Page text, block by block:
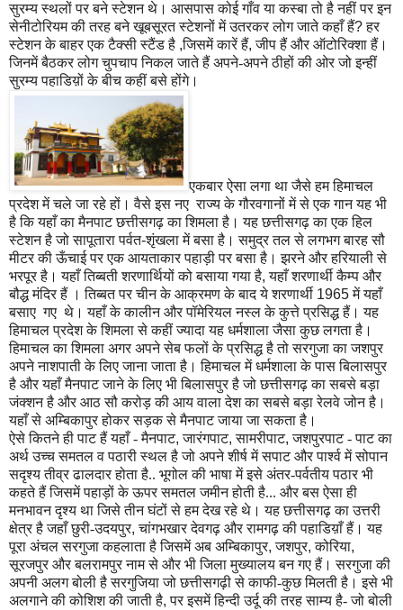
सुरम्य स्थलों पर बने स्टेशन थे। आसपास कोई गाँव या कस्बा तो है नहीं पर इन
सेनीटोरियम की तरह बने खूबसूरत स्टेशनों में उतरकर लोग जाते कहाँ हैं?हर
स्टेशन के बाहर एक टैक्सी स्टैंड है ,जिसमें कारें हैं,जीप हैं और ऑटोरिक्शाहैं।
जिनमें बैठकर लोग चुपचाप निकल जाते हैं अपने-अपने ठीहोंकी ओर जो इन्हीं
सुरम्य पहाडिय़ों के बीच कहीं बसे होंगे।
एकबार ऐसा लगा था जैसे हम हिमाचल
प्रदेश में चले जा रहे हों। वैसे इस नए राज्य के गौरवगानों में से एक गान यह भी
है कि यहाँ का मैनपाट छत्तीसगढ़ का शिमला है। यह छत्तीसगढ़ का एक हिल
स्टेशन है जो सापूतारा पर्वत-शृंखला में बसा है। समुद्र तल से लगभग बारह सौ
मीटर की ऊँचाई पर एक आयताकार पहाड़ी पर बसा है। झरने और हरियाली से
भरपूर है। यहाँ तिब्बती शरणार्थियों को बसाया गया है,यहाँ शरणार्थी कैम्प और
बौद्ध मंदिर हैं । तिब्बत पर चीन के आक्रमण के बाद ये शरणार्थी 1965में यहाँ
बसाए गए थे। यहाँ के कालीन और पॉमेरियल नस्ल के कुत्ते प्रसिद्ध हैं। यह
हिमाचल प्रदेश के शिमला से कहीं ज्यादा यह धर्मशाला जैसा कुछ लगता है।
हिमाचल का शिमला अगर अपने सेब फलों के प्रसिद्ध है तो सरगुजा का जशपुर
अपने नाशपाती के लिए जाना जाता है। हिमाचल में धर्मशाला के पास बिलासपुर
है और यहाँ मैनपाट जाने के लिए भी बिलासपुर है जो छत्तीसगढ़ का सबसे बड़ा
जंक्शन है और आठ सौ करोड़ की आय वाला देश का सबसे बड़ा रेलवे जोन है।
यहाँ से अम्बिकापुर होकर सड़क से मैनपाट जाया जा सकता है।
ऐसे कितने ही पाट हैं यहाँ - मैनपाट,जारंगपाट,सामरीपाट,जशपुरपाट - पाट का
अर्थ उच्च समतल व पठारी स्थल है जो अपने शीर्ष में सपाट और पार्श्वमें सोपान
सदृश्यतीव्र ढालदार होता है.. भूगोल की भाषा में इसे अंतर-पर्वतीय पठार भी
कहते हैं जिसमें पहाड़ों केऊपर समतल जमीन होती है... और बस ऐसा ही
मनभावन दृश्य था जिसे तीन घंटों से हम देख रहे थे। यह छत्तीसगढ़ का उत्तरी
क्षेत्र है जहाँ छुरी-उदयपुर,चांगभखार देवगढ़ और रामगढ़ की पहाडिय़ाँ हैं। यह
पूरा अंचल सरगुजा कहलाता है जिसमें अब अम्बिकापुर,जशपुर,कोरिया,
सूरजपुर और बलरामपुर नाम से और भी जिला मुख्यालय बन गए हैं। सरगुजा की
अपनी अलग बोली है सरगुजिया जो छत्तीसगढ़ी से काफी-कुछ मिलती है। इसे भी
अलगाने की कोशिश की जाती है, पर इसमें हिन्दी उर्दू की तरह साम्य है- जो बोली